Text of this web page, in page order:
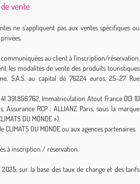
vente
ne s'appliquent pas aux ventes spécifiques ou
au client à l'inscription/réservation.
les modalités de vente des produits touristiques
S.A.S. au capital de 76224 euros, 25-27 Rue
391.856.762, Immatriculation Atout France 013 10
Assurance RCP : ALLIANZ Paris, sous la marque
DU MONDE »).
CLIMATS DU MONDE ou aux agences partenaires.
à inscription / réservation.
sur la base des taux de change et des tarifs